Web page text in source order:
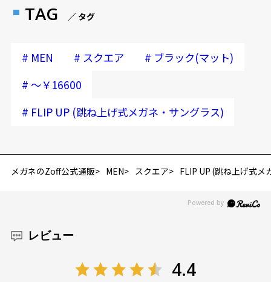
お気に入り
お気に入りリストは こちら
TAG ／ タグ
# MEN # スクエア # ブラック(マット)
# ～￥16600
# FLIP UP (跳ね上げ式メガネ・サングラス)
メガネのZoff公式通販 MEN スクエア FLIP UP (跳ね上げ式メ
レビュー
4.4